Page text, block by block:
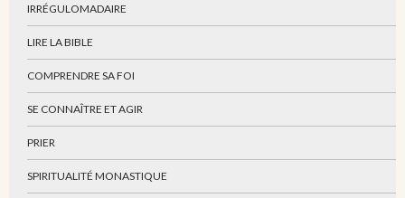
IRRÉGULOMADAIRE
LIRE LA BIBLE
COMPRENDRE SA FOI
SE CONNAÎTRE ET AGIR
PRIER
SPIRITUALITÉ MONASTIQUE